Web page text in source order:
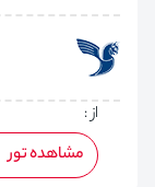
از :
مشاهده تور